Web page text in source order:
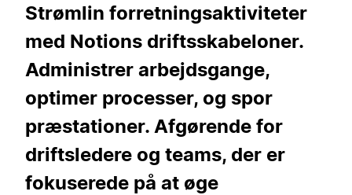
Strømlin forretningsaktiviteter
med Notions driftsskabeloner.
Administrer arbejdsgange,
optimer processer, og spor
præstationer. Afgørende for
driftsledere og teams, der er
fokuserede på at øge